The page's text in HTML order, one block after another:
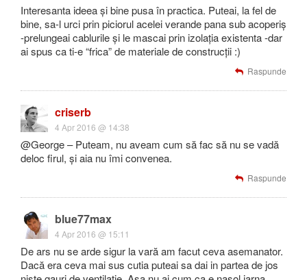
Interesanta ideea și bine pusa în practica. Puteai, la fel de
bine, sa-l urci prin piciorul acelei verande pana sub acoperiș
-prelungeai cablurile și le mascai prin izolația existenta -dar
ai spus ca ti-e “frica” de materiale de construcții :)
Raspunde
criserb
4 Apr 2016 @ 14:38
@George – Puteam, nu aveam cum să fac să nu se vadă
deloc firul, și aia nu îmi convenea.
Raspunde
blue77max
4 Apr 2016 @ 15:11
De ars nu se arde sigur la vară am facut ceva asemanator.
Dacă era ceva mai sus cutia puteai sa dai in partea de jos